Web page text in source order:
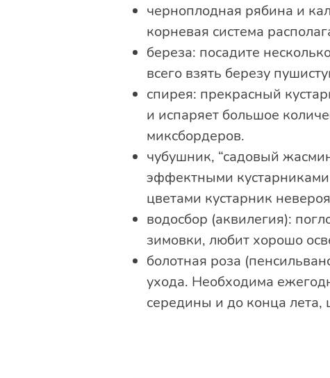
черноплодная рябина и
корневая система
береза: посадите
всего взять березу
спирея: прекрасный
и испаряет большое
миксбордеров.
чубушник, “садовый
эффектными
цветами кустарник
водосбор (аквилегия):
зимовки, любит хорошо
болотная роза
ухода. Необходима
середины и до конца